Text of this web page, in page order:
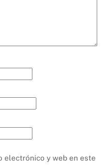
electrónico y web en este